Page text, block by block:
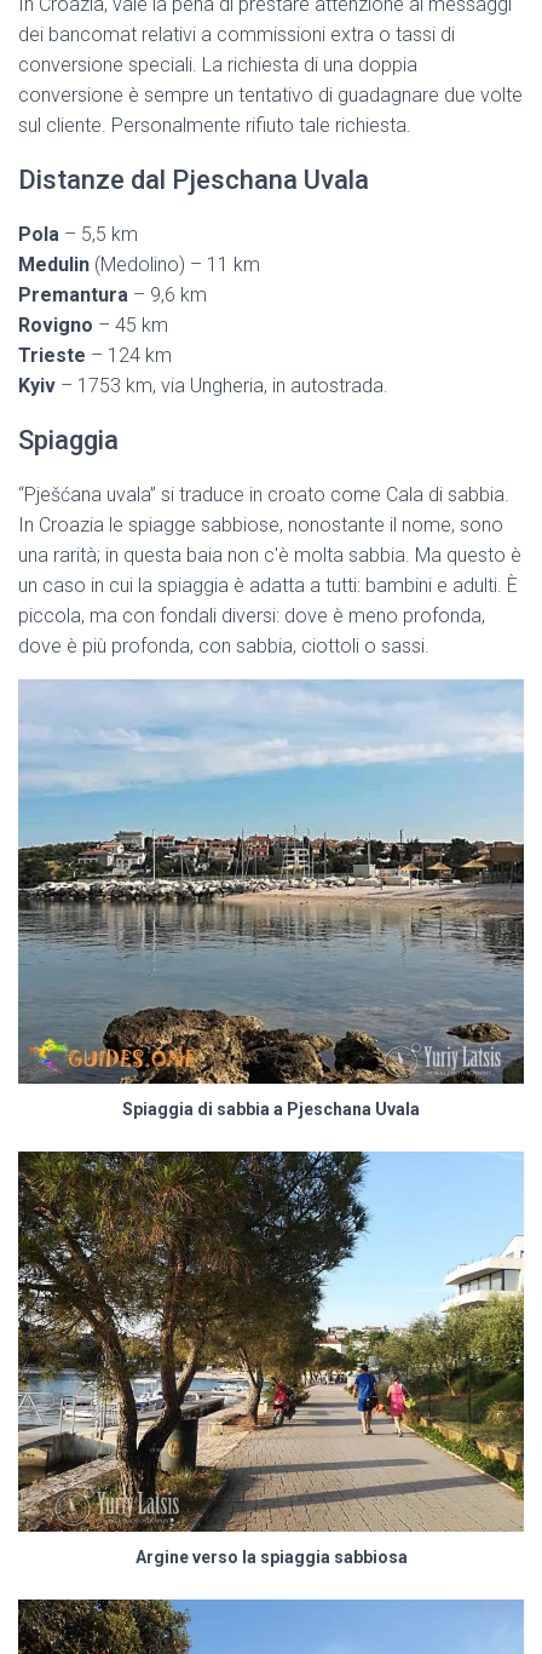
dei bancomat relativi a commissioni extra o tassi di
conversione speciali. La richiesta di una doppia
conversione è sempre un tentativo di guadagnare due volte
sul cliente. Personalmente rifiuto tale richiesta.
Distanze dal Pjeschana Uvala
Pola – 5,5 km
Medulin (Medolino) – 11 km
Premantura – 9,6 km
Rovigno – 45 km
Trieste – 124 km
Kyiv – 1753 km, via Ungheria, in autostrada.
Spiaggia
“Pješćana uvala” si traduce in croato come Cala di sabbia.
In Croazia le spiagge sabbiose, nonostante il nome, sono
una rarità; in questa baia non c'è molta sabbia. Ma questo è
un caso in cui la spiaggia è adatta a tutti: bambini e adulti. È
piccola, ma con fondali diversi: dove è meno profonda,
dove è più profonda, con sabbia, ciottoli o sassi.
Spiaggia di sabbia a Pjeschana Uvala
Argine verso la spiaggia sabbiosa